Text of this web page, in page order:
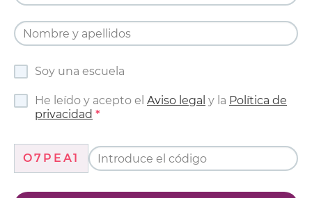
Soy una escuela
He leído y acepto el Aviso legal y la Política de
privacidad
O7PEA1